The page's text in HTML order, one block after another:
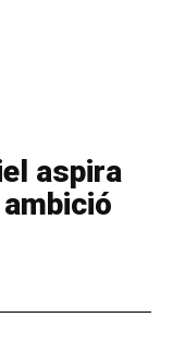
aspira